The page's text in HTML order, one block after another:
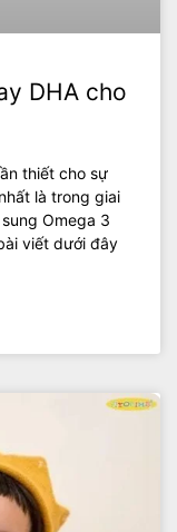
DHA cho
thiết cho sự
là trong giai
Omega 3
viết dưới đây